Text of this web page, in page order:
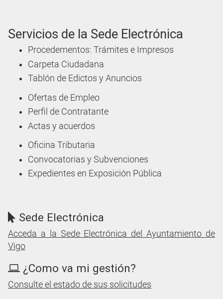
Servicios de la Sede Electrónica
Procedementos: Trámites e Impresos
Carpeta Ciudadana
Tablón de Edictos y Anuncios
Ofertas de Empleo
Perfil de Contratante
Actas y acuerdos
Oficina Tributaria
Convocatorias y Subvenciones
Expedientes en Exposición Pública
Sede Electrónica
Acceda a la Sede Electrónica del Ayuntamiento de
Vigo
¿Como va mi gestión?
Consulte el estado de sus solicitudes